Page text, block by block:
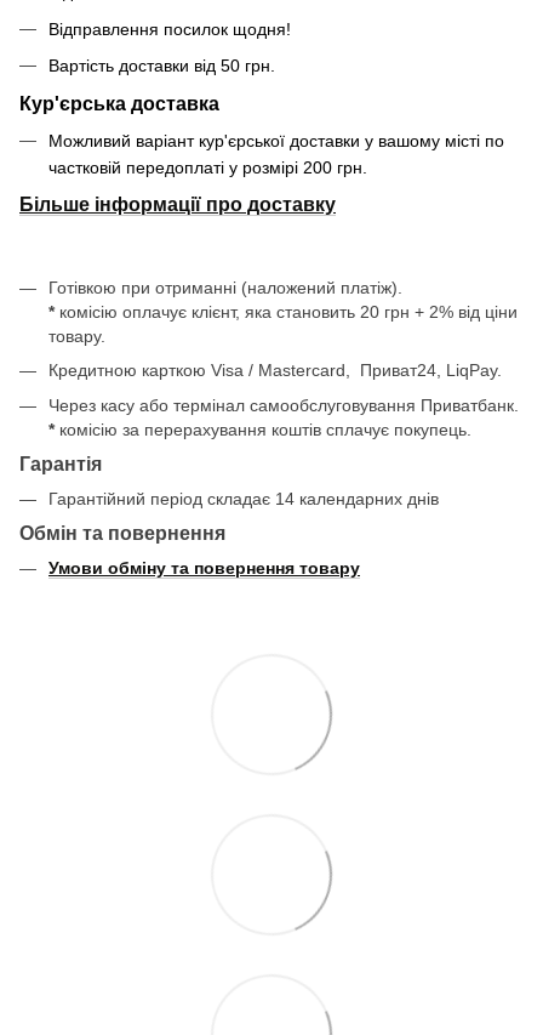
Відправлення посилок щодня!
Вартість доставки від 50 грн.
Кур'єрська доставка
Можливий варіант кур'єрської доставки у вашому місті по
частковій передоплаті у розмірі 200 грн.
Більше інформації про доставку
Готівкою при отриманні (наложений платіж).
* комісію оплачує клієнт, яка становить 20 грн + 2% від ціни
товару.
Кредитною карткою Visa / Mastercard, Приват24, LiqPay.
Через касу або термінал самообслуговування Приватбанк.
* комісію за перерахування коштів сплачує покупець.
Гарантія
Гарантійний період складає 14 календарних днів
Обмін та повернення
Умови обміну та повернення товару